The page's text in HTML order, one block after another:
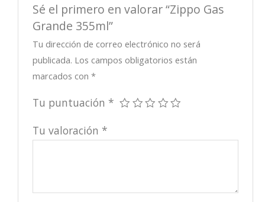
Sé el primero en valorar “Zippo Gas
Grande 355ml”
Tu dirección de correo electrónico no será
publicada. Los campos obligatorios están
marcados con*
Tu puntuación *
Tu valoración *